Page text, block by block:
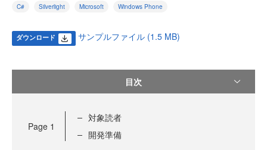
C# Silverlight Microsoft Windows Phone
ダウンロード サンプルファイル (1.5 MB)
目次
Page 1
対象読者
開発準備